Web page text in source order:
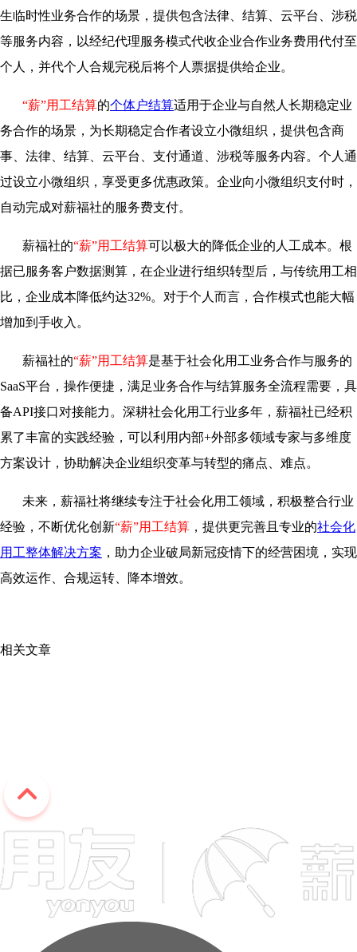
生临时性业务合作的场景，提供包含法律、结算、云平台、涉税
等服务内容，以经纪代理服务模式代收企业合作业务费用代付至
个人，并代个人合规完税后将个人票据提供给企业。
“薪”用工结算的个体户结算适用于企业与自然人长期稳定业
务合作的场景，为长期稳定合作者设立小微组织，提供包含商
事、法律、结算、云平台、支付通道、涉税等服务内容。个人通
过设立小微组织，享受更多优惠政策。企业向小微组织支付时，
自动完成对薪福社的服务费支付。
薪福社的“薪”用工结算可以极大的降低企业的人工成本。根
据已服务客户数据测算，在企业进行组织转型后，与传统用工相
比，企业成本降低约达32%。对于个人而言，合作模式也能大幅
增加到手收入。
薪福社的“薪”用工结算是基于社会化用工业务合作与服务的
SaaS平台，操作便捷，满足业务合作与结算服务全流程需要，具
备API接口对接能力。深耕社会化用工行业多年，薪福社已经积
累了丰富的实践经验，可以利用内部+外部多领域专家与多维度
方案设计，协助解决企业组织变革与转型的痛点、难点。
未来，薪福社将继续专注于社会化用工领域，积极整合行业
经验，不断优化创新“薪”用工结算 ，提供更完善且专业的社会化
用工整体解决方案 ，助力企业破局新冠疫情下的经营困境，实现
高效运作、合规运转、降本增效。
相关文章